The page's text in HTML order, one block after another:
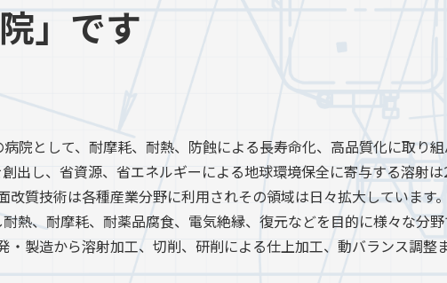
院」です
院として、耐摩耗、耐熱、防蝕による長寿命化、高品質化に取り組
出し、省資源、省エネルギーによる地球環境保全に寄与する溶射は
改質技術は各種産業分野に利用されその領域は日々拡大しています。
熱、耐摩耗、耐薬品腐食、電気絶縁、復元などを目的に様々な分野
製造から溶射加工、切削、研削による仕上加工、動バランス調整